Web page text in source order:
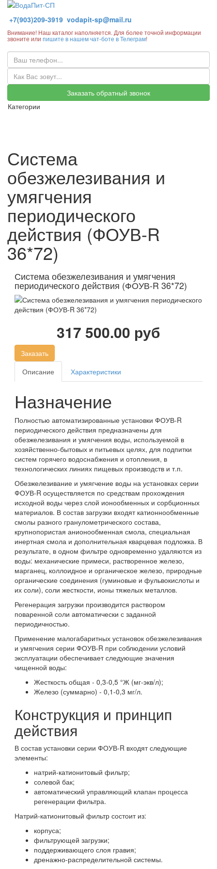
+7(903)209-3919 vodapit-sp@mail.ru
Внимание! Наш каталог наполняется. Для более точной информации
звоните или пишите в нашем чат-боте в Телеграм!
Заказать обратный звонок
Категории
Система
обезжелезивания и
умягчения
периодического
действия (ФОУВ-R
36*72)
Система обезжелезивания и умягчения
периодического действия (ФОУВ-R 36*72)
317 500.00 руб
Заказать
Описание
Характеристики
Назначение
Полностью автоматизированные установки ФОУВ-R
периодического действия предназначены для
обезжелезивания и умягчения воды, используемой в
хозяйственно-бытовых и питьевых целях, для подпитки
систем горячего водоснабжения и отопления, в
технологических линиях пищевых производств и т.п.
Обезжелезивание и умягчение воды на установках серии
ФОУВ-R осуществляется по средствам прохождения
исходной воды через слой ионообменных и сорбционных
материалов. В состав загрузки входят катионнообменные
смолы разного гранулометрического состава,
крупнопористая анионообменная смола, специальная
инертная смола и дополнительная кварцевая подложка. В
результате, в одном фильтре одновременно удаляются из
воды: механические примеси, растворенное железо,
марганец, коллоидное и органическое железо, природные
органические соединения (гуминовые и фульвокислоты и
их соли), соли жесткости, ионы тяжелых металлов.
Регенерация загрузки производится раствором
поваренной соли автоматически с заданной
периодичностью.
Применение малогабаритных установок обезжелезивания
и умягчения серии ФОУВ-R при соблюдении условий
эксплуатации обеспечивает следующие значения
чищенной воды:
Жесткость общая - 0,3-0,5 °Ж (мг-экв/л);
Железо (суммарно) - 0,1-0,3 мг/л.
Конструкция и принцип
действия
В состав установки серии ФОУВ-R входят следующие
элементы:
натрий-катионитовый фильтр;
солевой бак;
автоматический управляющий клапан процесса
регенерации фильтра.
Натрий-катионитовый фильтр состоит из:
корпуса;
фильтрующей загрузки;
поддерживающего слоя гравия;
дренажно-распределительной системы.